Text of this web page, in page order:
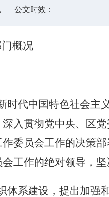
公文时效：
概况
时代中国特色社会主
入贯彻党中央、区
委员会工作的决策
工作的绝对领导，
体系建设，提出加强